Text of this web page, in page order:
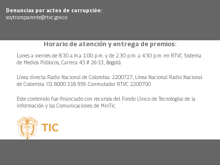
Denuncias por actos de corrupción:
soytransparente@rtvc.gov.co
Horario de atención y entrega de premios:
Lunes a viernes de 8:30 a.m.a 1:00 p.m. y de 2:30 p.m. a 4:30 p.m. en RTVC Sistema
de Medios Públicos, Carrera 45 # 26-33, Bogotá.
Línea directa Radio Nacional de Colombia: 2200727, Línea Nacional Radio Nacional
de Colombia: 01 8000 118 959. Conmutador RTVC 2200700
Este contenido fue financiado con recursos del Fondo Único de Tecnologías de la
Información y las Comunicaciones de MinTic.